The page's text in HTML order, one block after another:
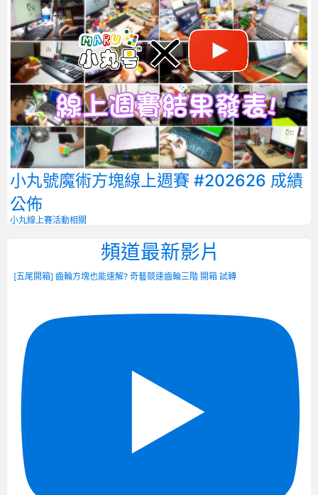
小丸號魔術方塊線上週賽 #202626 成績
公佈
小丸線上賽活動相關
頻道最新影片
[五尾開箱] 齒輪方塊也能速解? 奇藝競速齒輪三階 開箱 試轉